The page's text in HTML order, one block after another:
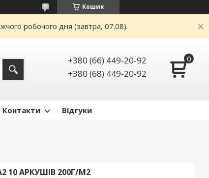
Кошик
робочого дня (завтра, 07.08).
+380 (66) 449-20-92
+380 (68) 449-20-92
Контакти Відгуки
10 АРКУШІВ 200Г/М2